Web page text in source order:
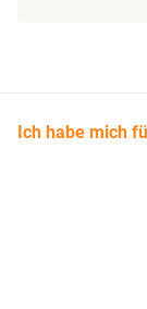
Ich habe mich